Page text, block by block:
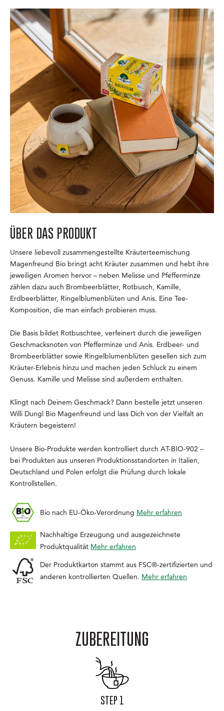
ÜBER DAS PRODUKT
Unsere liebevoll zusammengestellte Kräuterteemischung
Magenfreund Bio bringt acht Kräuter zusammen und hebt ihre
jeweiligen Aromen hervor – neben Melisse und Pfefferminze
zählen dazu auch Brombeerblätter, Rotbusch, Kamille,
Erdbeerblätter, Ringelblumenblüten und Anis. Eine Tee-
Komposition, die man einfach probieren muss.
Die Basis bildet Rotbuschtee, verfeinert durch die jeweiligen
Geschmacksnoten von Pfefferminze und Anis. Erdbeer- und
Brombeerblätter sowie Ringelblumenblüten gesellen sich zum
Kräuter-Erlebnis hinzu und machen jeden Schluck zu einem
Genuss. Kamille und Melisse sind außerdem enthalten.
Klingt nach Deinem Geschmack? Dann bestelle jetzt unseren
Willi Dungl Bio Magenfreund und lass Dich von der Vielfalt an
Kräutern begeistern!
Unsere Bio-Produkte werden kontrolliert durch AT-BIO-902 –
bei Produkten aus unseren Produktionsstandorten in Italien,
Deutschland und Polen erfolgt die Prüfung durch lokale
Kontrollstellen.
Bio nach EU-Öko-Verordnung Mehr erfahren
Nachhaltige Erzeugung und ausgezeichnete
Produktqualität Mehr erfahren
Der Produktkarton stammt aus FSC®-zertifizierten und
anderen kontrollierten Quellen. Mehr erfahren
ZUBEREITUNG
STEP 1